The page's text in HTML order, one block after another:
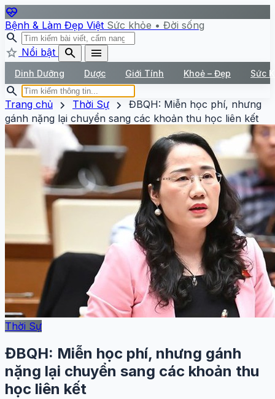
ecg_heart
Bệnh & Làm Đẹp Việt Sức khỏe • Đời sống
search
star Nổi bật search menu
Dinh Dưỡng Dược Giới Tính Khoẻ – Đẹp Sức
search
Trang chủ chevron_right Thời Sự chevron_right
ĐBQH: Miễn học phí, nhưng
gánh nặng lại chuyển sang các khoản thu học liên kết
Thời Sự
ĐBQH: Miễn học phí, nhưng gánh
nặng lại chuyển sang các khoản thu
học liên kết